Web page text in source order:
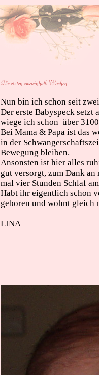
Nun bin ich schon seit
Der erste Babyspeck
wiege ich schon über
Bei Mama & Papa ist das
in der
Bewegung bleiben.
Ansonsten ist hier alles
gut versorgt, zum Dank an
mal vier Stunden Schlaf
Habt ihr eigentlich schon
geboren und wohnt gleich
LINA